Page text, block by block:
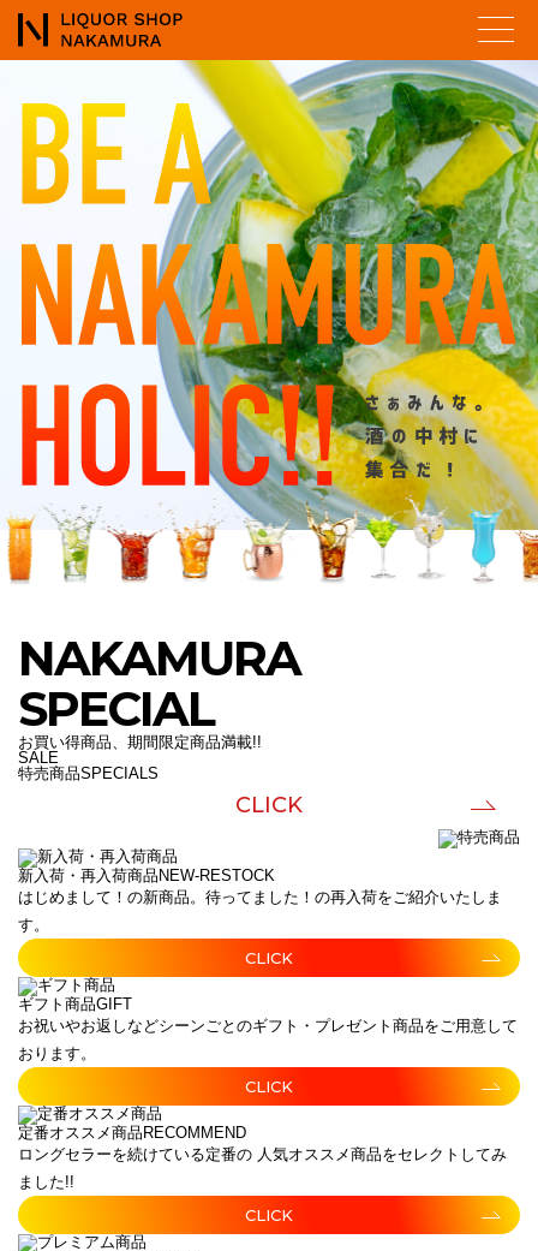
NAKAMURA
SPECIAL
お買い得商品、期間限定商品満載!!
SALE
特売商品SPECIALS
CLICK
新入荷・再入荷商品 NEW-RESTOCK
はじめまして！の新商品。待ってました！の再入荷をご紹介いたしま
す。
CLICK
ギフト商品GIFT
お祝いやお返しなどシーンごとのギフト・プレゼント商品をご用意して
おります。
CLICK
定番オススメ商品 RECOMMEND
ロングセラーを続けている定番の 人気オススメ商品をセレクトしてみ
ました!!
CLICK